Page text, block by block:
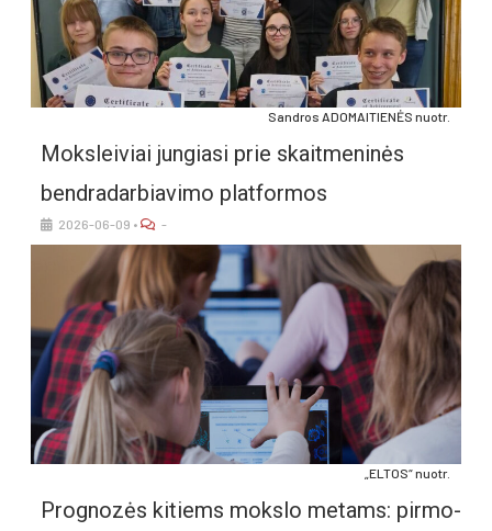
Sand­ros ADO­MAI­TIE­NĖS nuo­tr.
Moks­lei­viai jun­gia­si prie skait­me­ni­nės
bend­ra­dar­bia­vi­mo plat­for­mos
2026-06-09 • -
„EL­TOS“ nuo­tr.
Prog­no­zės ki­tiems moks­lo me­tams: pir­mo­